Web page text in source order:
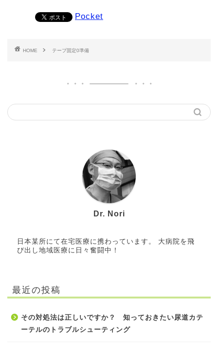
Pocket
HOME テープ固定0準備
Dr. Nori
日本某所にて在宅医療に携わっています。 大病院を飛
び出し地域医療に日々奮闘中！
最近の投稿
その対処法は正しいですか？ 知っておきたい尿道カテ
ーテルのトラブルシューティング